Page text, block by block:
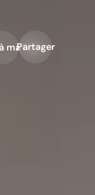
ma liste
Partager